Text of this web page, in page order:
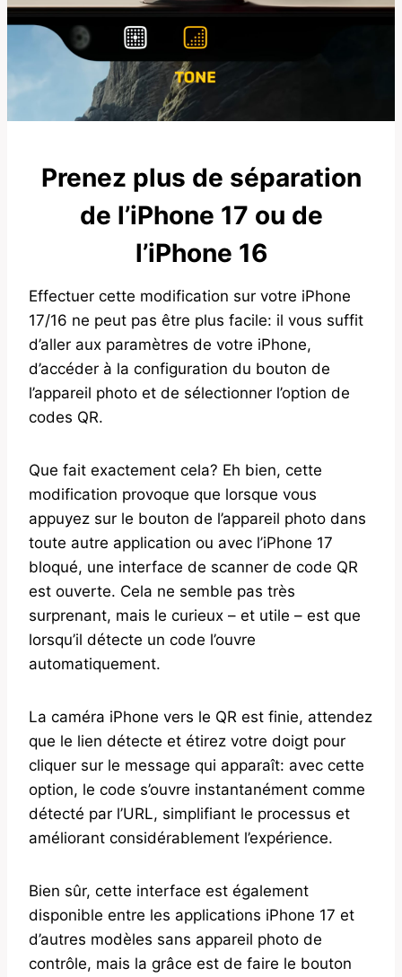
Prenez plus de séparation
de l’iPhone 17 ou de
l’iPhone 16
Effectuer cette modification sur votre iPhone
17/16 ne peut pas être plus facile: il vous suffit
d’aller aux paramètres de votre iPhone,
d’accéder à la configuration du bouton de
l’appareil photo et de sélectionner l’option de
codes QR.
Que fait exactement cela? Eh bien, cette
modification provoque que lorsque vous
appuyez sur le bouton de l’appareil photo dans
toute autre application ou avec l’iPhone 17
bloqué, une interface de scanner de code QR
est ouverte. Cela ne semble pas très
surprenant, mais le curieux – et utile – est que
lorsqu’il détecte un code l’ouvre
automatiquement.
La caméra iPhone vers le QR est finie, attendez
que le lien détecte et étirez votre doigt pour
cliquer sur le message qui apparaît: avec cette
option, le code s’ouvre instantanément comme
détecté par l’URL, simplifiant le processus et
améliorant considérablement l’expérience.
Bien sûr, cette interface est également
disponible entre les applications iPhone 17 et
d’autres modèles sans appareil photo de
contrôle, mais la grâce est de faire le bouton